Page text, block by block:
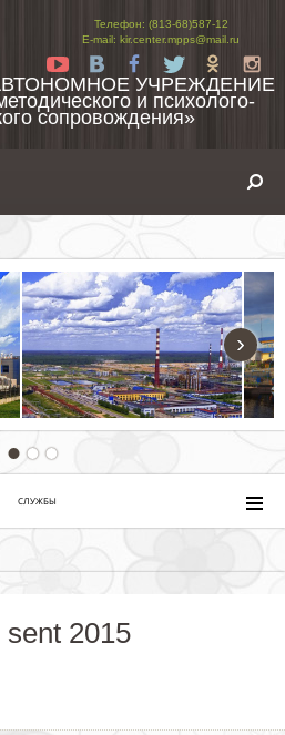
Телефон: (813-68)587-12
E-mail: kir.center.mpps@mail.ru
Yt
Tw
УЧРЕЖДЕНИЕ
и психолого-
сопровождения»
›
СЛУЖБЫ
2015